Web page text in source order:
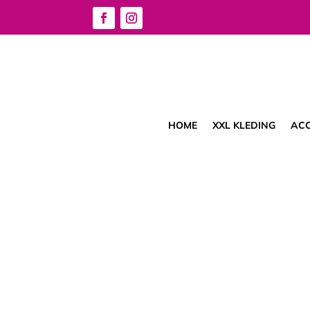
HOME XXL KLEDING